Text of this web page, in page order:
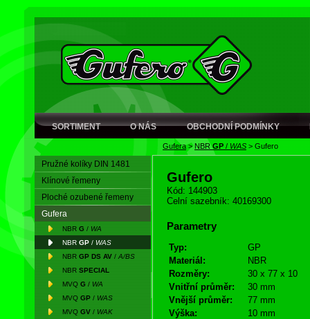
SORTIMENT O NÁS OBCHODNÍ PODMÍNKY
Gufera> NBRGP / WAS > Gufero
Pružné kolíky DIN 1481
Klínové řemeny
Ploché ozubené řemeny
Gufera
NBR G / WA
NBR GP / WAS
NBR GP DS AV / A/BS
NBR SPECIAL
MVQ G / WA
MVQ GP / WAS
MVQ GV / WAK
Gufero
Kód: 144903
Celní sazebník: 40169300
Parametry
Typ:
GP
Materiál:
NBR
Rozměry:
30 x 77 x 10
Vnitřní průměr:
30 mm
Vnější průměr:
77 mm
Výška:
10 mm